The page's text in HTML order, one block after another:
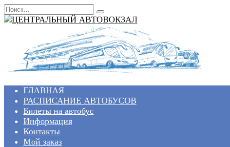
Перейти
к
Search
for:
ГЛАВНАЯ
РАСПИСАНИЕ АВТОБУСОВ
Билеты на автобус
Информация
Контакты
Мой заказ